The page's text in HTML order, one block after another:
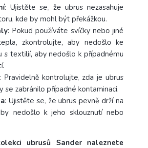
: Ujistěte se, že ubrus nezasahuje
kde by mohl být překážkou.
: Pokud používáte svíčky nebo jiné
zkontrolujte, aby nedošlo ke
s textilií, aby nedošlo k případnému
: Pravidelně kontrolujte, zda je ubrus
se zabránilo případné kontaminaci.
: Ujistěte se, že ubrus pevně drží na
nedošlo k jeho sklouznutí nebo
ubrusů Sander naleznete